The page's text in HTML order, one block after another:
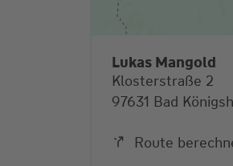
Lukas Mangold
Klosterstraße 2
97631 Bad
Route